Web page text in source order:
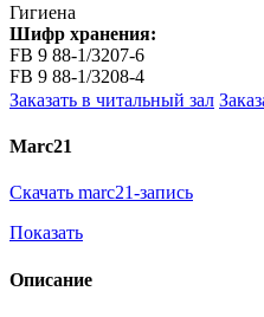
Гигиена
Шифр хранения:
FB 9 88-1/3207-6
FB 9 88-1/3208-4
Заказать в читальный зал
Marc21
Скачать marc21-запись
Показать
Описание